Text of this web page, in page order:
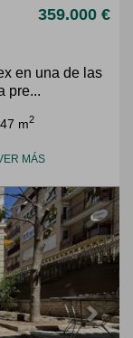
359.000 €
en una de las
pre...
m2
MÁS
Next